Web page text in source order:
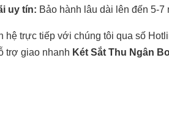
uy tín: Bảo hành lâu dài lên đến 5-
hệ trực tiếp với chúng tôi qua số
trợ giao nhanh Két Sắt Thu Ngân